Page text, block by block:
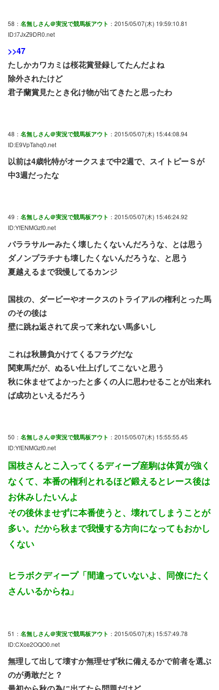
58： 名無しさん＠実況で競馬板アウト ：2015/05/07(木) 19:59:10.81
ID:l7JxZ9DR0.net
>>47
たしかカワカミは桜花賞登録してたんだよね
除外されたけど
君子蘭賞見たとき化け物が出てきたと思ったわ
48： 名無しさん＠実況で競馬板アウト ：2015/05/07(木) 15:44:08.94
ID:E9VpTahq0.net
以前は4歳牝特がオークスまで中2週で、スイトピーＳが
中3週だったな
49： 名無しさん＠実況で競馬板アウト ：2015/05/07(木) 15:46:24.92
ID:YfENMGzf0.net
パララサルーみたく壊したくないんだろうな、とは思う
ダノンプラチナも壊したくないんだろうな、と思う
夏越えるまで我慢してるカンジ
国枝の、ダービーやオークスのトライアルの権利とった馬
のその後は
壁に跳ね返されて戻って来れない馬多いし
これは秋勝負かけてくるフラグだな
関東馬だが、ぬるい仕上げしてこないと思う
秋に休ませてよかったと多くの人に思わせることが出来れ
ば成功といえるだろう
50： 名無しさん＠実況で競馬板アウト ：2015/05/07(木) 15:55:55.45
ID:YfENMGzf0.net
国枝さんとこ入ってくるディープ産駒は体質が強く
なくて、本番の権利とれるほど鍛えるとレース後は
お休みしたいんよ
その後休ませずに本番使うと、壊れてしまうことが
多い。だから秋まで我慢する方向になってもおかし
くない
ヒラボクディープ「間違っていないよ、同僚にたく
さんいるからね」
51： 名無しさん＠実況で競馬板アウト ：2015/05/07(木) 15:57:49.78
ID:CXce2OQO0.net
無理して出して壊すか無理せず秋に備えるかで前者を選ぶ
のが勇敢だと？